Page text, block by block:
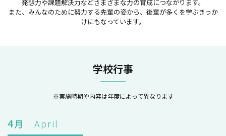
発想力や課題解決力などさまざまな力の育成につながります。
また、みんなのために努力する先輩の姿から、後輩が多くを学ぶきっか
けにもなっています。
学校行事
※実施時期や内容は年度によって異なります
4月 April